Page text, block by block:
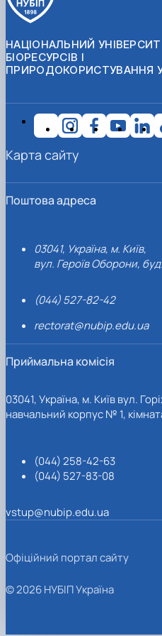
НАЦІОНАЛЬНИЙ
БІОРЕСУРСІВ І
ПРИРОДОКОРИСТУВАННЯ
Поштова адреса
03041, Україна, м. Київ,
вул. Героїв Оборони,
(044) 527-82-42
rectorat@nubip.edu.ua
Приймальна комісія
03041, Україна, м. Київ вул.
навчальний корпус № 1,
(044) 258-42-63
(044) 527-83-08
vstup@nubip.edu.ua
Карта сайту
Офіційний портал сайту
© 2026 НУБІП Україна